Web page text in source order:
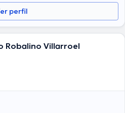
perfil
Robalino Villarroel